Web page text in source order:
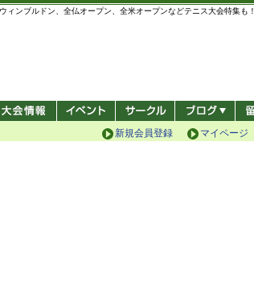
ンブルドン、全仏オープン、全米オープンなどテニス大会特集も！
マイページ
新規会員登録